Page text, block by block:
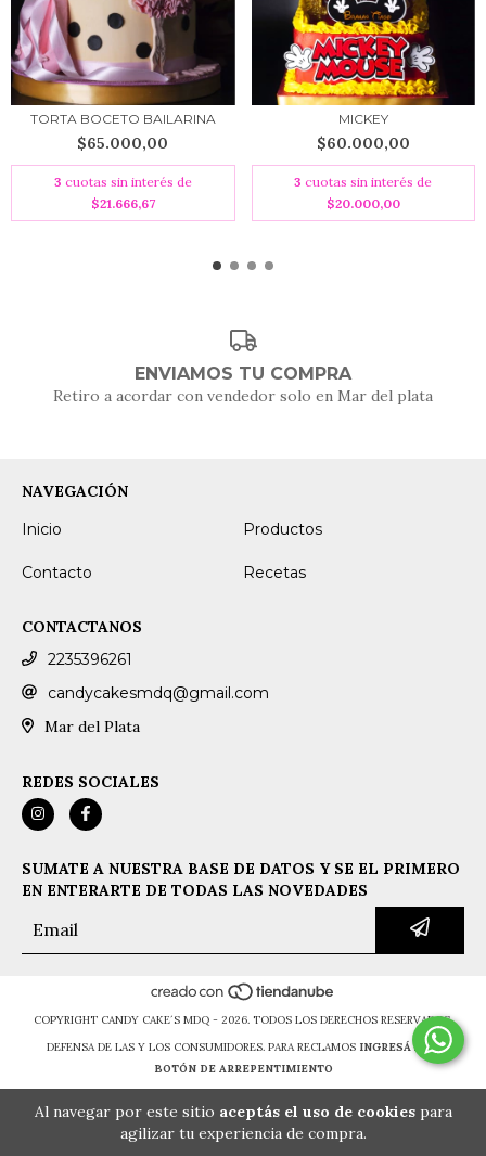
Al navegar por este sitio aceptás el uso de cookiespara
agilizar tu experiencia de compra.
TORTA BOCETO BAILARINA
$65.000,00
3 cuotas sin interés de
$21.666,67
MICKEY
$60.000,00
3 cuotas sin interés de
$20.000,00
ENVIAMOS TU COMPRA
Retiro a acordar con vendedor solo en Mar del plata
NAVEGACIÓN
Inicio
Productos
Contacto Recetas
CONTACTANOS
2235396261
candycakesmdq@gmail.com
Mar del Plata
REDES SOCIALES
SUMATE A NUESTRA BASE DE DATOS Y SE EL PRIMERO
EN ENTERARTE DE TODAS LAS NOVEDADES
COPYRIGHT CANDY CAKE´S MDQ - 2026. TODOS LOS DERECHOS RESERVADOS.
DEFENSA DE LAS Y LOS CONSUMIDORES. PARA RECLAMOS INGRESÁ ACÁ.
BOTÓN DE ARREPENTIMIENTO